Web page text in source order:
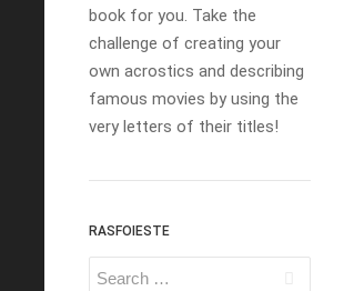
book for you. Take the
challenge of creating your
own acrostics and describing
famous movies by using the
very letters of their titles!
RASFOIESTE